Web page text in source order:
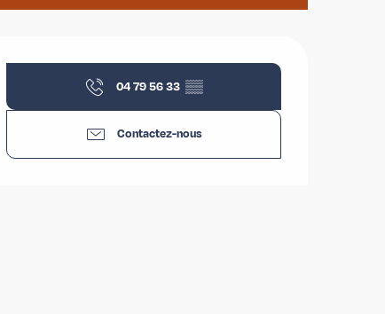
Ouverture et coordonnées
04 79 56 33 ▒▒
Contactez-nous